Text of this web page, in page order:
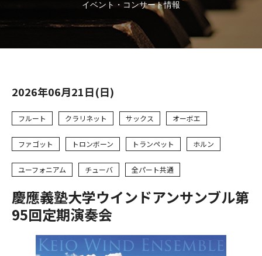
イベント・コンサート情報
2026年06月21日(日)
フルート クラリネット サックス オーボエ
ファゴット トロンボーン トランペット ホルン
ユーフォニアム チューバ 全パート共通
慶應義塾大学ウインドアンサンブル第
95回定期演奏会